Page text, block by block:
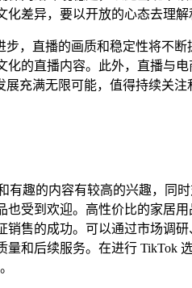
差异，要以开放的心态去理
，直播的画质和稳定性将不
的直播内容。此外，直播与
充满无限可能，值得持续关注
有趣的内容有较高的兴趣，同
受到欢迎。高性价比的家居
售的成功。可以通过市场调
和后续服务。在进行 TikTok